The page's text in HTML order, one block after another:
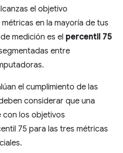
el objetivo
en la mayoría de tus
medición es el percentil 75
entre
el cumplimiento de las
considerar que una
con los objetivos
75 para las tres métricas